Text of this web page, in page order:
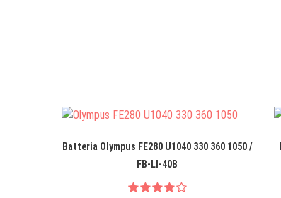
Batteria Olympus FE280 U1040 330 360 1050 /
FB-LI-40B